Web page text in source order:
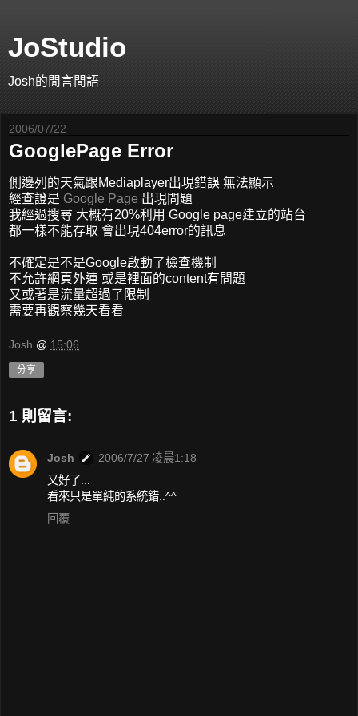
JoStudio
Josh的閒言閒語
2006/07/22
GooglePage Error
側邊列的天氣跟Mediaplayer出現錯誤 無法顯示
經查證是 Google Page 出現問題
我經過搜尋 大概有20%利用 Google page建立的站台
都一樣不能存取 會出現404error的訊息
不確定是不是Google啟動了檢查機制
不允許網頁外連 或是裡面的content有問題
又或著是流量超過了限制
需要再觀察幾天看看
Josh @ 15:06
分享
1 則留言:
Josh
2006/7/27 凌晨1:18
又好了...
看來只是單純的系統錯..^^
回覆